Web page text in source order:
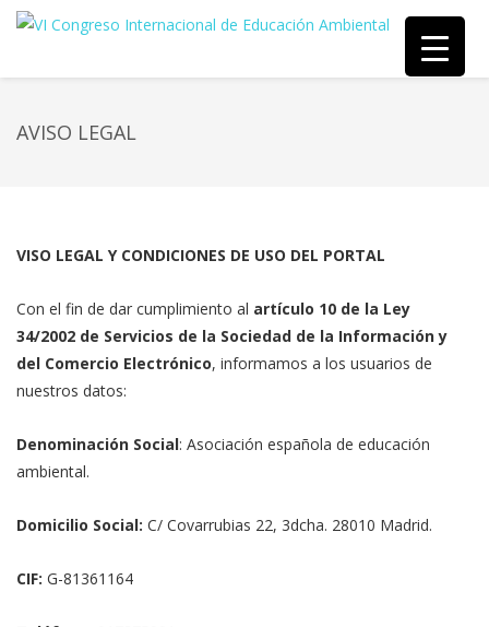
AVISO LEGAL
VISO LEGAL Y CONDICIONES DE USO DEL PORTAL
Con el fin de dar cumplimiento al artículo 10 de la Ley
34/2002 de Servicios de la Sociedad de la Información y
del Comercio Electrónico, informamos a los usuarios de
nuestros datos:
Denominación Social: Asociación española de educación
ambiental.
Domicilio Social: C/ Covarrubias 22, 3dcha. 28010 Madrid.
CIF: G-81361164